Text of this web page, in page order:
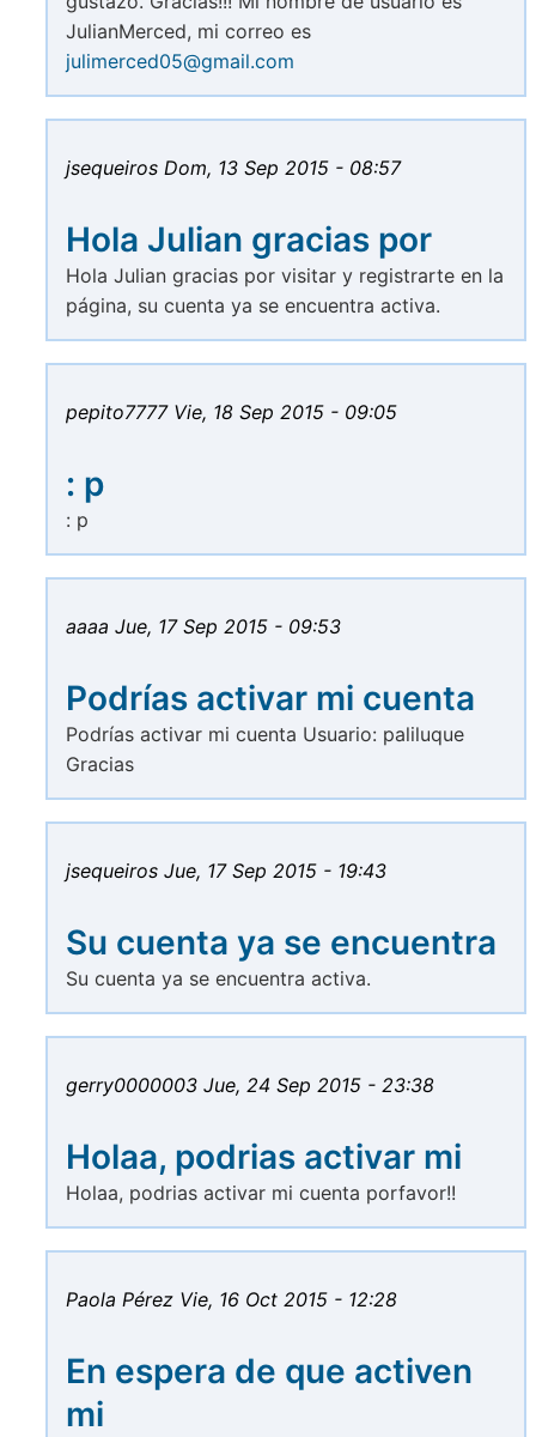
JulianMerced, mi correo es
julimerced05@gmail.com
jsequeiros Dom, 13 Sep 2015 - 08:57
Hola Julian gracias por
Hola Julian gracias por visitar y registrarte en la
página, su cuenta ya se encuentra activa.
pepito7777 Vie, 18 Sep 2015 - 09:05
: p
: p
aaaa Jue, 17 Sep 2015 - 09:53
Podrías activar mi cuenta
Podrías activar mi cuenta Usuario: paliluque
Gracias
jsequeiros Jue, 17 Sep 2015 - 19:43
Su cuenta ya se encuentra
Su cuenta ya se encuentra activa.
gerry0000003 Jue, 24 Sep 2015 - 23:38
Holaa, podrias activar mi
Holaa, podrias activar mi cuenta porfavor!!
Paola Pérez Vie, 16 Oct 2015 - 12:28
En espera de que activen
mi